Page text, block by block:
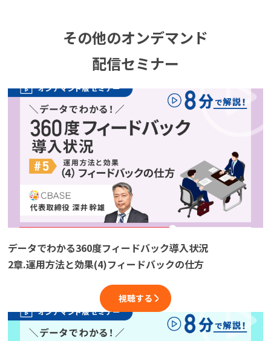
その他のオンデマンド
配信セミナー
データでわかる360度フィードバック導入状況
2章.運用方法と効果(4)フィードバックの仕方
視聴する